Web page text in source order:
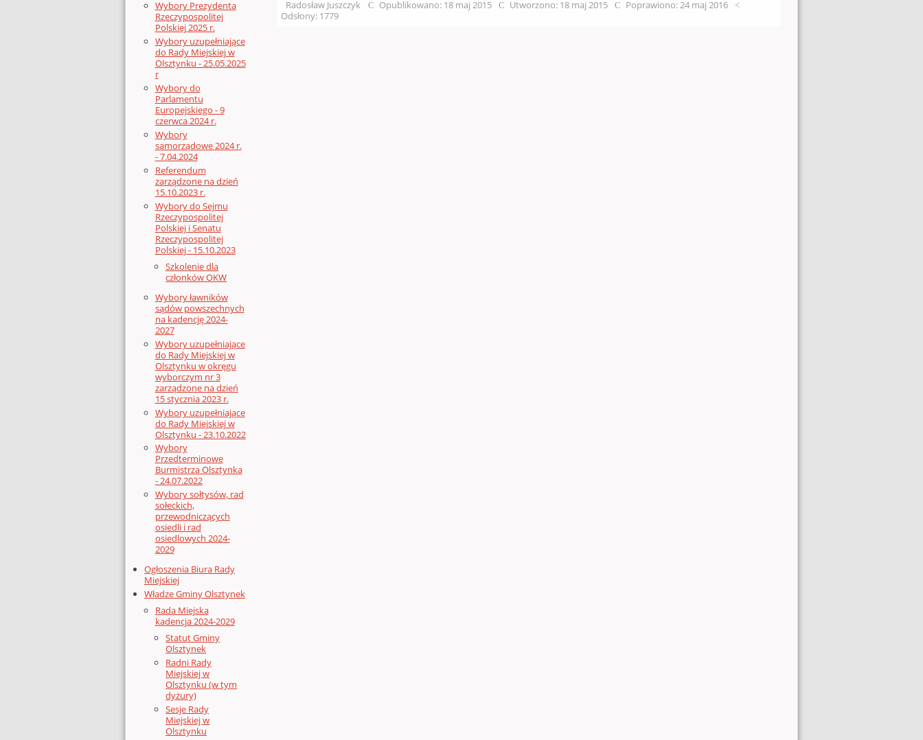
Wybory Prezydenta
Rzeczypospolitej
Polskiej 2025 r.
Wybory uzupełniające
do Rady Miejskiej w
Olsztynku - 25.05.2025
r
Wybory do
Parlamentu
Europejskiego - 9
czerwca 2024 r.
Wybory
samorządowe 2024 r.
- 7.04.2024
Referendum
zarządzone na dzień
15.10.2023 r.
Wybory do Sejmu
Rzeczypospolitej
Polskiej i Senatu
Rzeczypospolitej
Polskiej - 15.10.2023
Szkolenie dla
członków OKW
Wybory ławników
sądów powszechnych
na kadencję 2024-
2027
Wybory uzupełniające
do Rady Miejskiej w
Olsztynku w okręgu
wyborczym nr 3
zarządzone na dzień
15 stycznia 2023 r.
Wybory uzupełniające
do Rady Miejskiej w
Olsztynku - 23.10.2022
Wybory
Przedterminowe
Burmistrza Olsztynka
- 24.07.2022
Wybory sołtysów, rad
sołeckich,
przewodniczących
osiedli i rad
osiedlowych 2024-
2029
Ogłoszenia Biura Rady
Miejskiej
Władze Gminy Olsztynek
Rada Miejska
kadencja 2024-2029
Statut Gminy
Olsztynek
Radni Rady
Miejskiej w
Olsztynku (w tym
dyżury)
Sesje Rady
Miejskiej w
Olsztynku
Radosław Juszczyk
Opublikowano: 18 maj 2015 Utworzono: 18 maj 2015
Poprawiono: 24 maj 2016
Odsłony: 1779